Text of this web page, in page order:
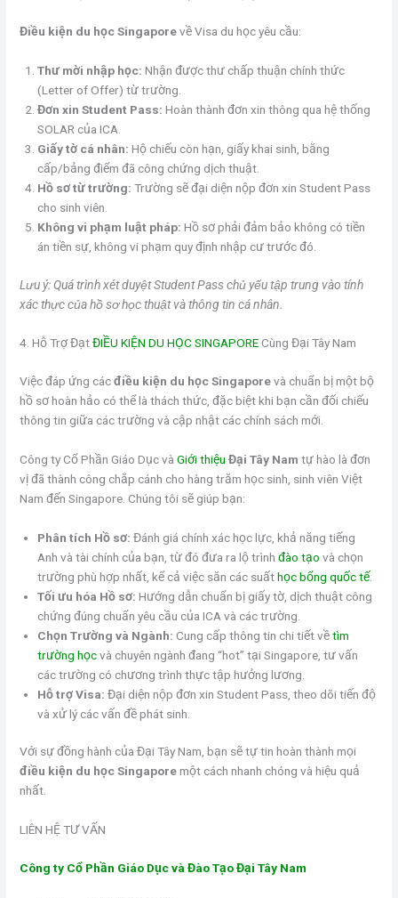
Điều kiện du học Singaporevề Visa du học yêu cầu:
Thư mời nhập học: Nhận được thư chấp thuận chính thức
(Letter of Offer) từ trường.
Đơn xin Student Pass: Hoàn thành đơn xin thông qua hệ thống
SOLAR của ICA.
Giấy tờ cá nhân: Hộ chiếu còn hạn, giấy khai sinh, bằng
cấp/bảng điểm đã công chứng dịch thuật.
Hồ sơ từ trường: Trường sẽ đại diện nộp đơn xin Student Pass
cho sinh viên.
Không vi phạm luật pháp: Hồ sơ phải đảm bảo không có tiền
án tiền sự, không vi phạm quy định nhập cư trước đó.
Lưu ý: Quá trình xét duyệt Student Pass chủ yếu tập trung vào tính
xác thực của hồ sơ học thuật và thông tin cá nhân.
4. Hỗ Trợ ĐạtĐIỀU KIỆN DU HỌC SINGAPORECùng Đại Tây Nam
Việc đáp ứng cácđiều kiện du học Singaporevà chuẩn bị một bộ
hồ sơ hoàn hảo có thể là thách thức, đặc biệt khi bạn cần đối chiếu
thông tin giữa các trường và cập nhật các chính sách mới.
Công ty Cổ Phần Giáo Dục vàGiới thiệu Đại Tây Nam tự hào là đơn
vị đã thành công chắp cánh cho hàng trăm học sinh, sinh viên Việt
Nam đến Singapore. Chúng tôi sẽ giúp bạn:
Phân tích Hồ sơ: Đánh giá chính xác học lực, khả năng tiếng
Anh và tài chính của bạn, từ đó đưa ra lộ trìnhđào tạo và chọn
trường phù hợp nhất, kể cả việc săn các suấthọc bổng quốc tế.
Tối ưu hóa Hồ sơ: Hướng dẫn chuẩn bị giấy tờ, dịch thuật công
chứng đúng chuẩn yêu cầu của ICA và các trường.
Chọn Trường và Ngành: Cung cấp thông tin chi tiết vềtìm
trường họcvà chuyên ngành đang “hot” tại Singapore, tư vấn
các trường có chương trình thực tập hưởng lương.
Hỗ trợ Visa: Đại diện nộp đơn xin Student Pass, theo dõi tiến độ
và xử lý các vấn đề phát sinh.
Với sự đồng hành của Đại Tây Nam, bạn sẽ tự tin hoàn thành mọi
điều kiện du học Singaporemột cách nhanh chóng và hiệu quả
nhất.
LIÊN HỆ TƯ VẤN
Công ty Cổ Phần Giáo Dục và Đào Tạo Đại Tây Nam